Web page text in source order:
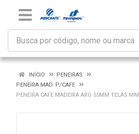
INÍCIO
PENEIRAS
PENEIRA MAD. P/CAFE
PENEIRA CAFE MADEIRA ARO 55MM TELAS MM